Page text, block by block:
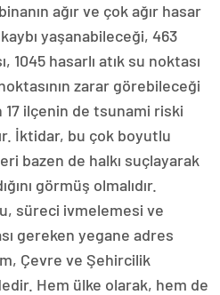
ağır ve çok ağır hasar
yaşanabileceği, 463
1045 hasarlı atık su noktası
zarar görebileceği
17 ilçenin de tsunami riski
İktidar, bu çok boyutlu
bazen de halkı suçlayarak
görmüş olmalıdır.
süreci ivmelemesi ve
gereken yegane adres
Çevre ve Şehircilik
Hem ülke olarak, hem de